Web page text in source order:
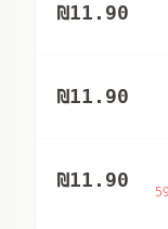
₪11.90
₪11.90
₪11.90